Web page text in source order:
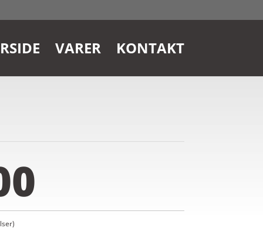
VARER KONTAKT